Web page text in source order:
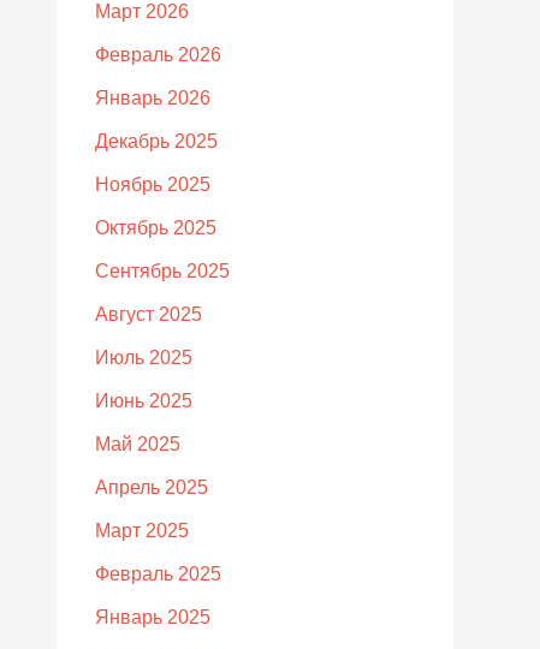
Март 2026
Февраль 2026
Январь 2026
Декабрь 2025
Ноябрь 2025
Октябрь 2025
Сентябрь 2025
Август 2025
Июль 2025
Июнь 2025
Май 2025
Апрель 2025
Март 2025
Февраль 2025
Январь 2025